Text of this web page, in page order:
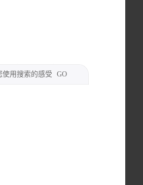
使用搜索的感受 GO